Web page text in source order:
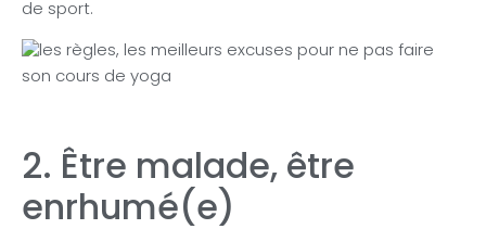
de sport.
2. Être malade, être
enrhumé(e)